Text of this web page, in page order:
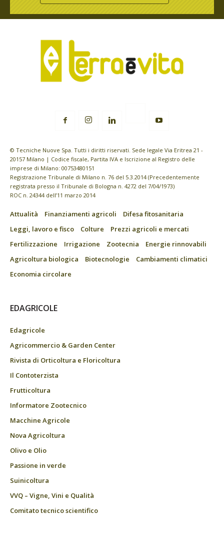
© Tecniche Nuove Spa. Tutti i diritti riservati. Sede legale Via Eritrea 21 -
20157 Milano | Codice fiscale, Partita IVA e Iscrizione al Registro delle
imprese di Milano: 00753480151
Registrazione Tribunale di Milano n. 76 del 5.3.2014 (Precedentemente
registrata presso il Tribunale di Bologna n. 4272 del 7/04/1973)
ROC n. 24344 dell’11 marzo 2014
Attualità Finanziamenti agricoli
Difesa fitosanitaria
Leggi, lavoro e fisco
Colture
Prezzi agricoli e mercati
Fertilizzazione
Irrigazione Zootecnia
Energie rinnovabili
Agricoltura biologica
Biotecnologie
Cambiamenti climatici
Economia circolare
EDAGRICOLE
Edagricole
Agricommercio & Garden Center
Rivista di Orticoltura e Floricoltura
Il Contoterzista
Frutticoltura
Informatore Zootecnico
Macchine Agricole
Nova Agricoltura
Olivo e Olio
Passione in verde
Suinicoltura
VVQ – Vigne, Vini e Qualità
Comitato tecnico scientifico